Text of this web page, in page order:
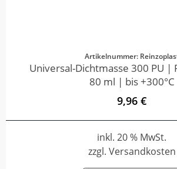
Artikelnummer:
Universal-Dichtmasse 300 PU |
80 ml | bis +300°C
9,96 €
inkl. 20 % MwSt.
zzgl. Versandkosten